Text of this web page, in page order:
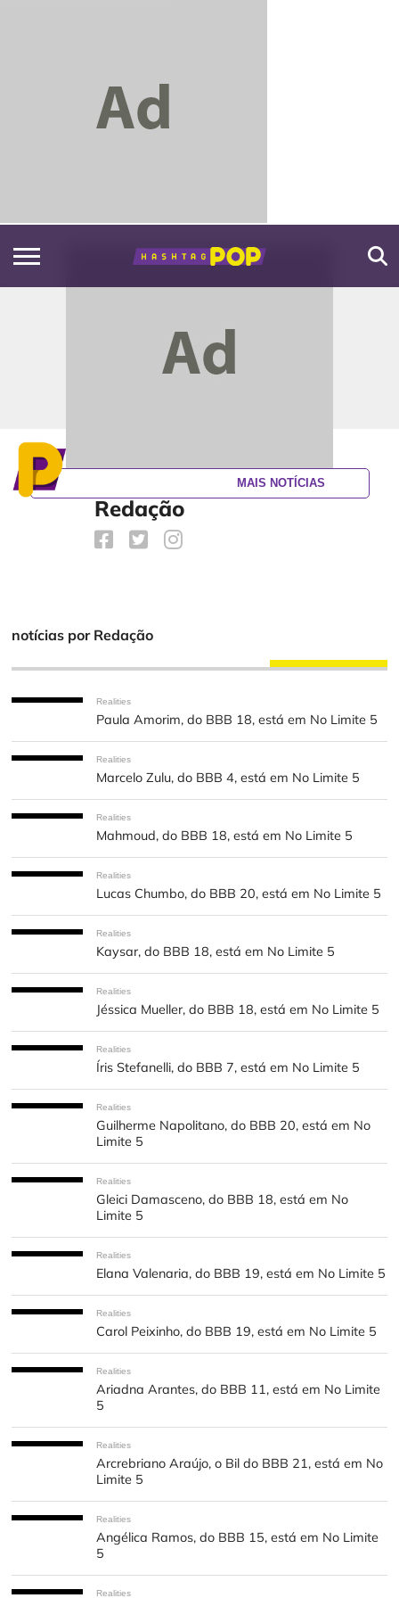
Redação
notícias por Redação
Realities
Paula Amorim, do BBB 18, está em No Limite 5
Realities
Marcelo Zulu, do BBB 4, está em No Limite 5
Realities
Mahmoud, do BBB 18, está em No Limite 5
Realities
Lucas Chumbo, do BBB 20, está em No Limite 5
Realities
Kaysar, do BBB 18, está em No Limite 5
Realities
Jéssica Mueller, do BBB 18, está em No Limite 5
Realities
Íris Stefanelli, do BBB 7, está em No Limite 5
Realities
Guilherme Napolitano, do BBB 20, está em No
Limite 5
Realities
Gleici Damasceno, do BBB 18, está em No
Limite 5
Realities
Elana Valenaria, do BBB 19, está em No Limite 5
Realities
Carol Peixinho, do BBB 19, está em No Limite 5
Realities
Ariadna Arantes, do BBB 11, está em No Limite
5
Realities
Arcrebriano Araújo, o Bil do BBB 21, está em No
Limite 5
Realities
Angélica Ramos, do BBB 15, está em No Limite
5
Realities
MAIS NOTÍCIAS